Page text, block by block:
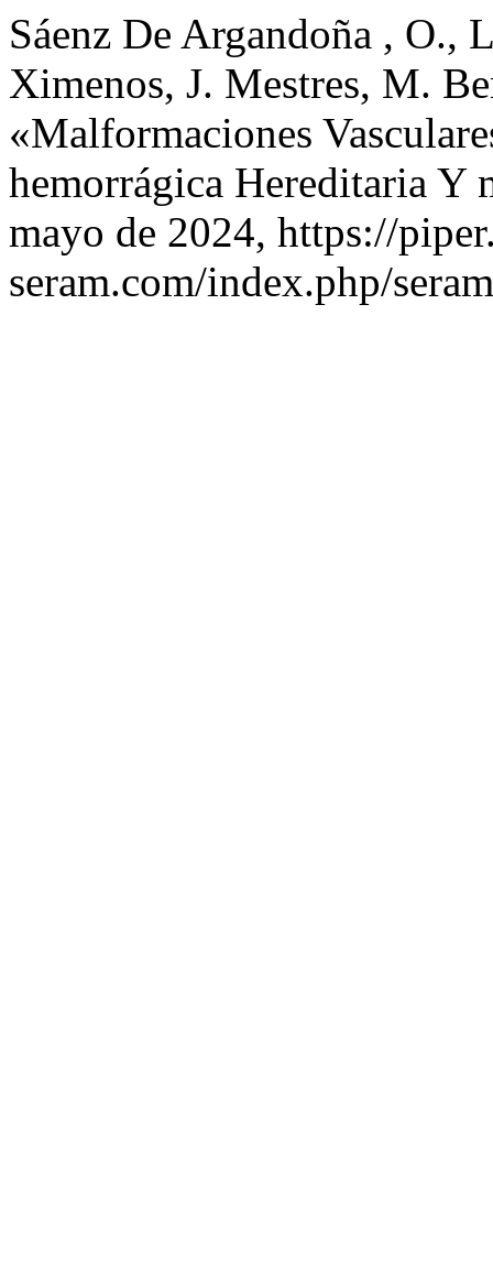
Sáenz De Argandoña , O.,
Ximenos, J. Mestres, M.
«Malformaciones
hemorrágica Hereditaria Y
mayo de 2024, https://
seram.com/index.php/